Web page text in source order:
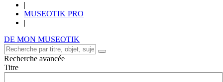
|
MUSEOTIK PRO
|
DE MON MUSEOTIK
Recherche avancée
Titre